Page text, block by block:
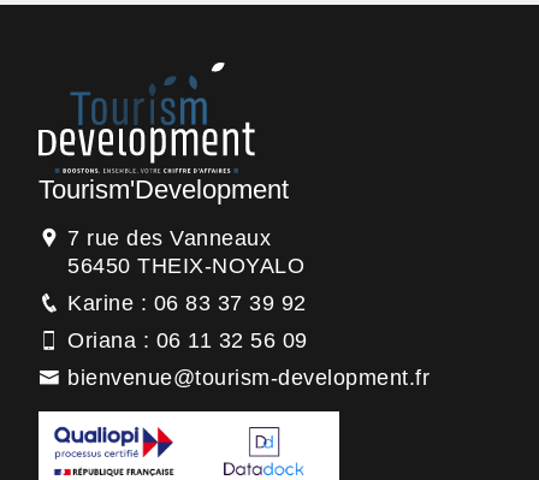
Tourism'Development
7 rue des Vanneaux
56450 THEIX-NOYALO
Karine : 06 83 37 39 92
Oriana : 06 11 32 56 09
bienvenue@tourism-development.fr